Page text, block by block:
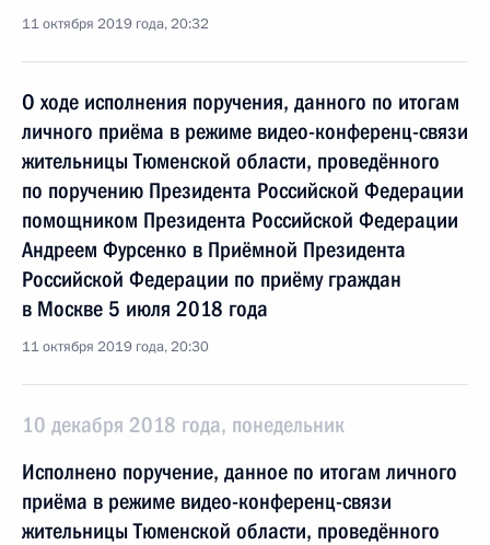
11 октября 2019 года, 20:32
О ходе исполнения поручения, данного по итогам
личного приёма в режиме видео-конференц-связи
жительницы Тюменской области, проведённого
по поручению Президента Российской Федерации
помощником Президента Российской Федерации
Андреем Фурсенко в Приёмной Президента
Российской Федерации по приёму граждан
в Москве 5 июля 2018 года
11 октября 2019 года, 20:30
10 декабря 2018 года, понедельник
Исполнено поручение, данное по итогам личного
приёма в режиме видео-конференц-связи
жительницы Тюменской области, проведённого